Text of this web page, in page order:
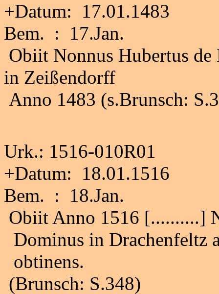
+Datum: 17.01.1483
Bem. : 17.Jan.
Obiit Nonnus Hubertus de
in Zeißendorff
Anno 1483 (s.Brunsch:
Urk.: 1516-010R01
+Datum: 18.01.1516
Bem. : 18.Jan.
Obiit Anno 1516 [..........]
Dominus in Drachenfeltz
obtinens.
(Brunsch: S.348)